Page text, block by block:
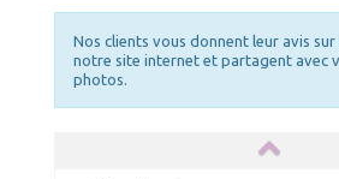
Nos clients vous donnent leur avis
notre site internet et partagent avec
photos.